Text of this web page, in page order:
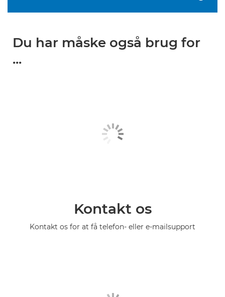
Du har måske også brug for
...
Kontakt os
Kontakt os for at få telefon- eller e-mailsupport